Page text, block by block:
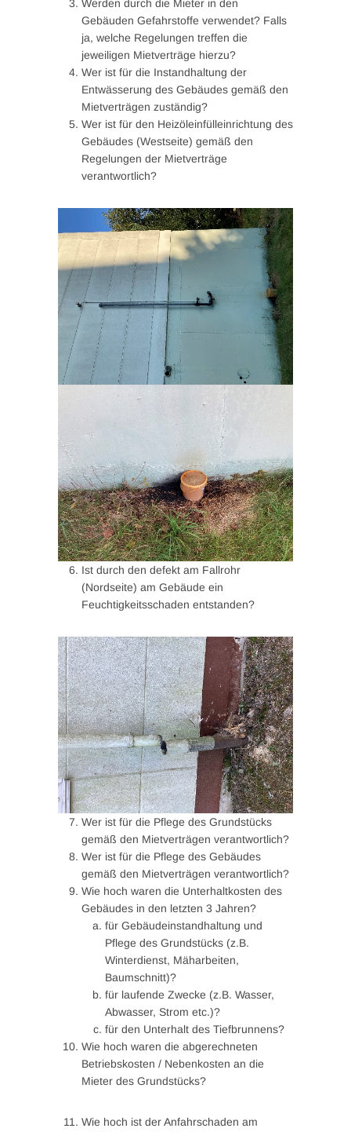
Werden durch die Mieter in den
Gebäuden Gefahrstoffe verwendet? Falls
ja, welche Regelungen treffen die
jeweiligen Mietverträge hierzu?
Wer ist für die Instandhaltung der
Entwässerung des Gebäudes gemäß den
Mietverträgen zuständig?
Wer ist für den Heizöleinfülleinrichtung des
Gebäudes (Westseite) gemäß den
Regelungen der Mietverträge
verantwortlich?
Ist durch den defekt am Fallrohr
(Nordseite) am Gebäude ein
Feuchtigkeitsschaden entstanden?
Wer ist für die Pflege des Grundstücks
gemäß den Mietverträgen verantwortlich?
Wer ist für die Pflege des Gebäudes
gemäß den Mietverträgen verantwortlich?
Wie hoch waren die Unterhaltkosten des
Gebäudes in den letzten 3 Jahren?
für Gebäudeinstandhaltung und
Pflege des Grundstücks (z.B.
Winterdienst, Mäharbeiten,
Baumschnitt)?
für laufende Zwecke (z.B. Wasser,
Abwasser, Strom etc.)?
für den Unterhalt des Tiefbrunnens?
Wie hoch waren die abgerechneten
Betriebskosten / Nebenkosten an die
Mieter des Grundstücks?
Wie hoch ist der Anfahrschaden am